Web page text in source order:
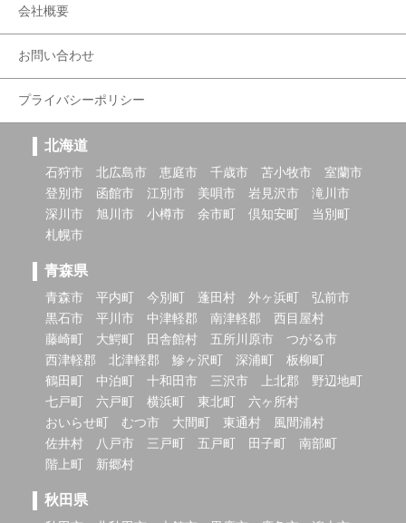
会社概要
お問い合わせ
プライバシーポリシー
北海道
石狩市 北広島市 恵庭市 千歳市 苫小牧市
室蘭市
登別市
函館市 江別市 美唄市 岩見沢市
滝川市
深川市
旭川市 小樽市 余市町 倶知安町
当別町
札幌市
青森県
青森市 平内町 今別町 蓬田村 外ヶ浜町
弘前市
黒石市
平川市 中津軽郡 南津軽郡
西目屋村
藤崎町
大鰐町 田舎館村 五所川原市
つがる市
西津軽郡
北津軽郡 鰺ヶ沢町 深浦町
板柳町
鶴田町
中泊町 十和田市 三沢市 上北郡
野辺地町
七戸町
六戸町 横浜町 東北町
六ヶ所村
おいらせ町
むつ市 大間町 東通村
風間浦村
佐井村
八戸市 三戸町 五戸町 田子町
南部町
階上町
新郷村
秋田県